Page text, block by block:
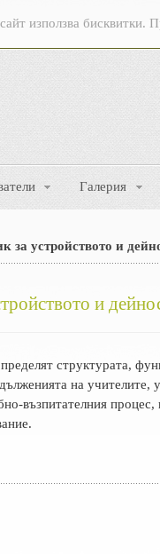
използва бисквитки.
Галерия
за устройството и
и
структурата,
на
възпитателния